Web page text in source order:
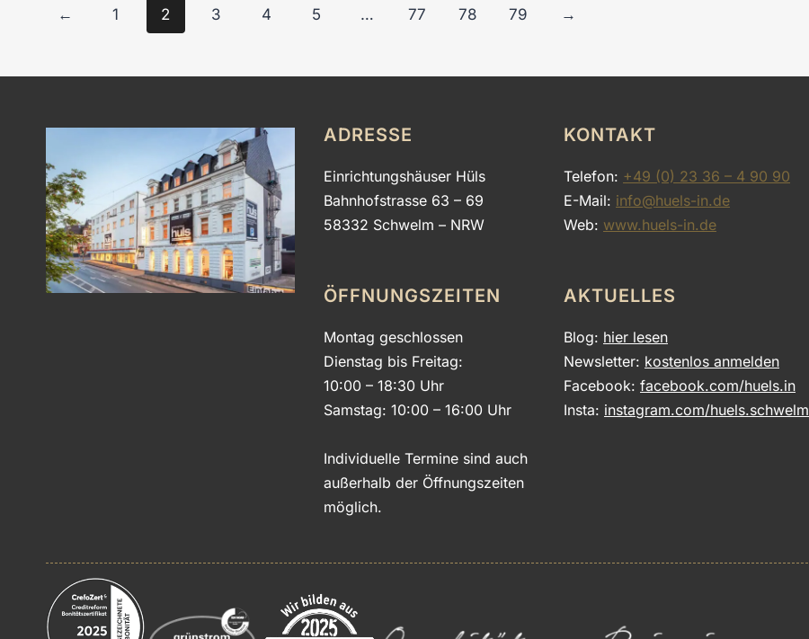
← 1 2 3 4 5 … 77 78 79 →
ADRESSE
Einrichtungshäuser Hüls
Bahnhofstrasse 63 – 69
58332 Schwelm – NRW
ÖFFNUNGSZEITEN
Montag geschlossen
Dienstag bis Freitag:
10:00 – 18:30 Uhr
Samstag: 10:00 – 16:00 Uhr
Individuelle Termine sind auch
außerhalb der Öffnungszeiten
möglich.
KONTAKT
Telefon: +49 (0) 23 36 – 4 90 90
E-Mail: info@huels-in.de
Web: www.huels-in.de
AKTUELLES
Blog: hier lesen
Newsletter: kostenlos anmelden
Facebook:facebook.com/huels.in
Insta: instagram.com/huels.schwelm